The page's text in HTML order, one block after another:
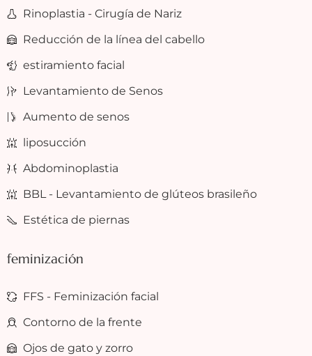
Rinoplastia - Cirugía de Nariz
Reducción de la línea del cabello
estiramiento facial
Levantamiento de Senos
Aumento de senos
liposucción
Abdominoplastia
BBL - Levantamiento de glúteos brasileño
Estética de piernas
feminización
FFS - Feminización facial
Contorno de la frente
Ojos de gato y zorro